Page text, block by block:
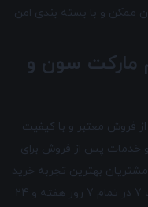
ممکن و با بسته بندی امن
مارکت سون و
خدمات پس از فروش معتبر و با کیفیت
ارائه گارانتی و خدمات پس از فروش برای
بهترین تجربه خرید
را داشته باشند. تیم مجرب پشتیبانی مارکت 7 در تمام 7 روز هفته و 24